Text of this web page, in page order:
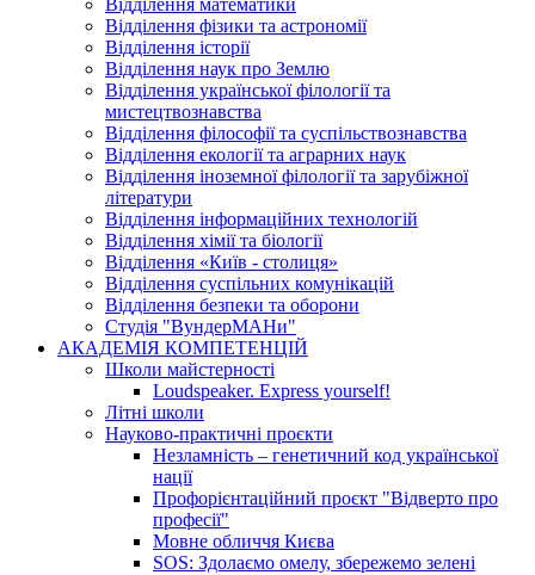
Відділення математики
Відділення фізики та астрономії
Відділення історії
Відділення наук про Землю
Відділення української філології та
мистецтвознавства
Відділення філософії та суспільствознавства
Відділення екології та аграрних наук
Відділення іноземної філології та зарубіжної
літератури
Відділення інформаційних технологій
Відділення хімії та біології
Відділення «Київ - столиця»
Відділення суспільних комунікацій
Відділення безпеки та оборони
Студія "ВундерМАНи"
АКАДЕМІЯ КОМПЕТЕНЦІЙ
Школи майстерності
Loudspeaker. Express yourself!
Літні школи
Науково-практичні проєкти
Незламність – генетичний код української
нації
Профорієнтаційний проєкт "Відверто про
професії"
Мовне обличчя Києва
SOS: Здолаємо омелу, збережемо зелені